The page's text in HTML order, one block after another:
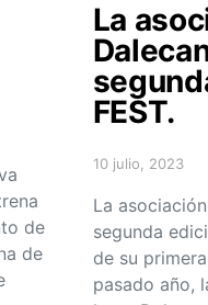
de
de
La
FEST.
Posted on
10 julio, 2023
La
segunda
de su
pasado año,